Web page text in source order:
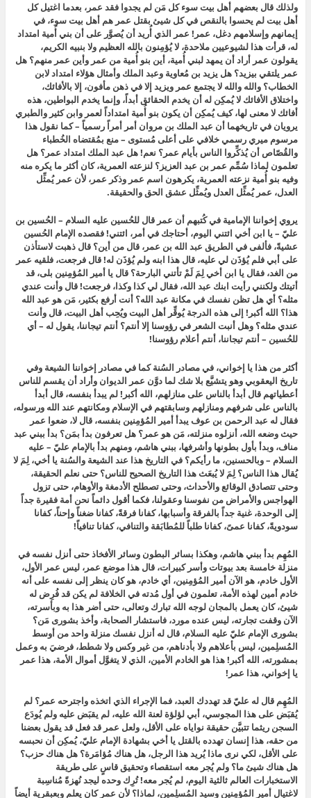
ولذلك قال بعضهم أهل بيت سوء كل مَن لم يجدوا فقد عمر ، بعدما اغتيل كل
أهل بيت لم يحسوا بالنقص في كل شيئ بقتل عمر هم أهل بيت سوء، في
إيمانهم وإسلامهم دغل، عمر! عمر الذي أُريد أن يُصوَّر على أن بني أُمية امتداد
له، قرأت هذا لشيوعيين ملاحدة، لا يُؤمِنون بالله العظيم ولا بنبيه الكريم،
يقولون عمر أراد أن يمهد لبني أُمية، أين بنو أُمية من عمر وأين عمر منهم؟ هل
عمر يلتقي بيزيد؟ هل يزيد بن مُعاوية وعبد الملك وأمثال هؤلاء امتداد لابن
الخطاب؟ والله والله لا يجتمع عمر ويزيد إلا في ذهن مأفون، إلا بالأفائك،
واختلاق الأفائك لا يُمكِن له أن يخدم الحقائق أبداً، وإنما يخدم البواطين، هذه
أفائك لا معنى لها، كيف يُمكِن أن يكون بنو أُمية امتداداً لعمر وابن كثير والطبري
يرويان في تاريخهما أن عبد الملك بن مروان أمر أمراً رسمياً – كما نقول هذا
مرسوم ميري رسمي خلافي على أعلى مُستوى – منع بمُقتضاه الخُطباء
والقُصّاص أن يُذكِّروا الناس بأيام عمر؟ نعم! هل عبد الملك امتداد عمر؟ هل
تعلمون لماذا سُمِّم عمر بن عبد العزيز؟ لنزعته العمرية، كان أكثر ما يكره منه
وفيه بنو أُمية نزعته العمرية، يكرهون اسم عمر وذكر عمر، لأن عمر يُمثِّل
العدل، عمر يُمثِّل العدل ويُمثِّل عشق الحق والحقيقة.
يروي إخواننا الإمامية في كُتبهم أن عمر قال للحُسين عليه السلام – الحُسين بن
عليّ – يا ابن أخي ائتني اليوم، أحتاجك في أمر، ائتني! فقصده الإمام الحُسين
عشيةً، فألفى في الطريق عبد الله بن عمر، قال من أين؟ قال ذهبت لاستأذن
على أبي فلم يُؤذَن لي عليه، قال هذا ابنه ولم يُؤذَن له! قال فرجعت، فلقيه عمر
من الغد، فقال يا ابن أخي لِمَ لَمْ تأتني البارحة؟ قال يا أمير المُؤمِنين بلى، قد
أتيتك ولكنني رأيت ابنك عبد الله، فقال لي كذا وكذا، فرجعت! قال وأنت عندي
مثله؟ أي هل تظن نفسك في مكانة عبد الله؟ أنت أرفع بكثير، مَن هو عبد الله
هذا؟ الله أكبر! إلى هذه الدرجة يُوقِّر أهل البيت ويُحِب أهل البيت، قال وأنت
عندي مثله؟ وهل أنبت الشعر في رؤوسنا إلا أنتم؟ أنتم تيجاننا، يقول له – أي
للحُسين – أنتم تيجاننا، أنتم أعلام رؤوسنا!
أكثر من هذا يا إخواني، في مصادر السُنة كما في مصادر إخواننا الشيعة وفي
تاريخ اليعقوبي وهو يتشيَّع بلا شك لما دوَّن عمر الديوان وأراد أن يقسم للناس
أعطياتهم قال أبدأ بالناس على منازلهم، الله أكبر! لم يبدأ بنفسه، قال أبدأ
بالناس على شرفهم ومنازلهم وسابقتهم في الإسلام ومكانتهم عند الله ورسوله،
فقال له عبد الرحمن بن عوف يبدأ أمير المُؤمِنين بنفسه، قال لا، ضعوا عمر
حيث وضعه الله، أنزلوه منزلته، مَن هو عمر؟ هل تعرفون بدأ بمَن؟ بدأ ببني عبد
مناف، وبدأ بأول بطونها وأشرفها، ببني هاشم، ومنهم بدأ بالإمام عليّ – عليه
السلام – وبالحسنين، ما رأيكم؟ في التاريخ هذا عند الشيعة والسُنة يا أخي، لِمَ لا
يُقال هذا الناس؟ لِمَ لا يُبعَث هذا التاريخ الصحيح للناس؟ حتى نعلم الحقيقة،
وحتى تتصادق الوقائع والأحداث، وحتى تصطلح الأدمغة والأوهام، حتى تزول
الهواجس والأمراض من نفوسنا وعقولنا، فكما أقول دائماً نحن أمة فقيرة جداً
إلى الوحدة، غنية جداً بالفرقة وأسبابها، كفانا فرقةً، كفانا ضغناً وإحناً، كفانا
سودويةً، كفانا عمىً، كفانا طلباً للمُطابَقة والتنافي، كفانا تنافياً!
المُهِم بدأ ببني هاشم، وهكذا بسائر البطون وسائر الأفخاذ حتى أنزل نفسه في
منزلة خامسة بعد بيوتات وأسر كبيرات، قال هذا موضع عمر، ليس عمر الأول،
الأول خادم، هو الآن أمير المُؤمِنين، أي خادم، هو كان ينظر إلى نفسه على أنه
خادم أمين لهذه الأمة، تعلمون في أول مُدته في الخلافة لم يكن قد فُرِض له
شيئ، كان يعمل بالمجان لوجه الله تبارك وتعالى، حتى أضر هذا به وبأسرته،
الآن وقفت تجارته، ليس عنده مورد، فاستشار الصحابة، وأخذ بشورى مَن؟
بشورى الإمام عليّ عليه السلام، قال له أنزل نفسك منزلة واحد من أوسط
المُسلِمين، ليس بأعلاهم ولا بأدناهم، من غير وكس ولا شطط، فرضيَ به وعمل
بمشورته، الله أكبر! هذا هو الخادم الأمين، الذي لا يتغوَّل أموال الأمة، هذا عمر
يا إخواني، هذا عمر!
المُهِم قال له عليّ قد تهددك العبد، فما الإجراء الذي اتخذه واجترحه عمر؟ لم
يُقبَض على هذا المجوسي، أبي لؤلؤة لعنة الله عليه، لم يقبَض عليه ولم يُودَع
السجن ريثما تتبيَّن حقيقة نواياه على الأقل، ولعل عمر قد فعل قد يقول بعضنا
من حقه، هذا إنسان تهدده بالقتل يا أخي بشهادة الإمام عليّ، يُمكِن أن نحبسه
على الأقل، لكي نرى ماذا يُريد هذا الرجل، هل هناك مُؤامَرة؟ هل هناك حزب؟
هل هناك شيئ ما؟ ولم يُجر معه استقصاء وتحقيق قاسٍ على طريقة
الاستخبارات العالم ثالثية اليوم، لم يُجر معه! تُرِك وحده ليجد نُهزةً مُناسِبة
لاغتيال أمير المُؤمِنين وسيد المُسلِمين، لماذا؟ لأن عمر كان يعلم وبعبقرية أيضاً